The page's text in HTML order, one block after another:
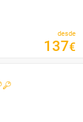
desde
137€